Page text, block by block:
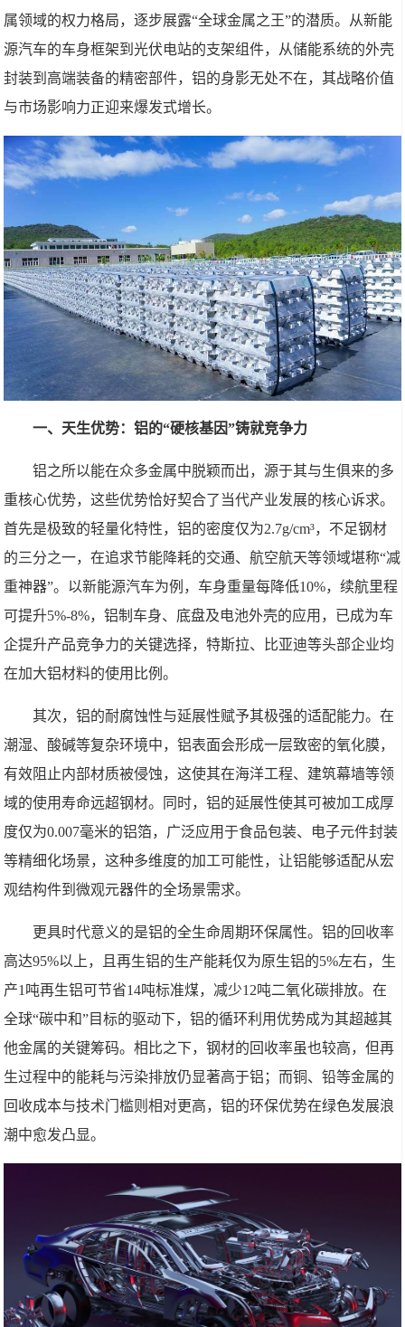
属领域的权力格局，逐步展露“全球金属之王”的潜质。从新能
源汽车的车身框架到光伏电站的支架组件，从储能系统的外壳
封装到高端装备的精密部件，铝的身影无处不在，其战略价值
与市场影响力正迎来爆发式增长。
一、天生优势：铝的“硬核基因”铸就竞争力
铝之所以能在众多金属中脱颖而出，源于其与生俱来的多
重核心优势，这些优势恰好契合了当代产业发展的核心诉求。
首先是极致的轻量化特性，铝的密度仅为2.7g/cm³，不足钢材
的三分之一，在追求节能降耗的交通、航空航天等领域堪称“减
重神器”。以新能源汽车为例，车身重量每降低10%，续航里程
可提升5%-8%，铝制车身、底盘及电池外壳的应用，已成为车
企提升产品竞争力的关键选择，特斯拉、比亚迪等头部企业均
在加大铝材料的使用比例。
其次，铝的耐腐蚀性与延展性赋予其极强的适配能力。在
潮湿、酸碱等复杂环境中，铝表面会形成一层致密的氧化膜，
有效阻止内部材质被侵蚀，这使其在海洋工程、建筑幕墙等领
域的使用寿命远超钢材。同时，铝的延展性使其可被加工成厚
度仅为0.007毫米的铝箔，广泛应用于食品包装、电子元件封装
等精细化场景，这种多维度的加工可能性，让铝能够适配从宏
观结构件到微观元器件的全场景需求。
更具时代意义的是铝的全生命周期环保属性。铝的回收率
高达95%以上，且再生铝的生产能耗仅为原生铝的5%左右，生
产1吨再生铝可节省14吨标准煤，减少12吨二氧化碳排放。在
全球“碳中和”目标的驱动下，铝的循环利用优势成为其超越其
他金属的关键筹码。相比之下，钢材的回收率虽也较高，但再
生过程中的能耗与污染排放仍显著高于铝；而铜、铅等金属的
回收成本与技术门槛则相对更高，铝的环保优势在绿色发展浪
潮中愈发凸显。